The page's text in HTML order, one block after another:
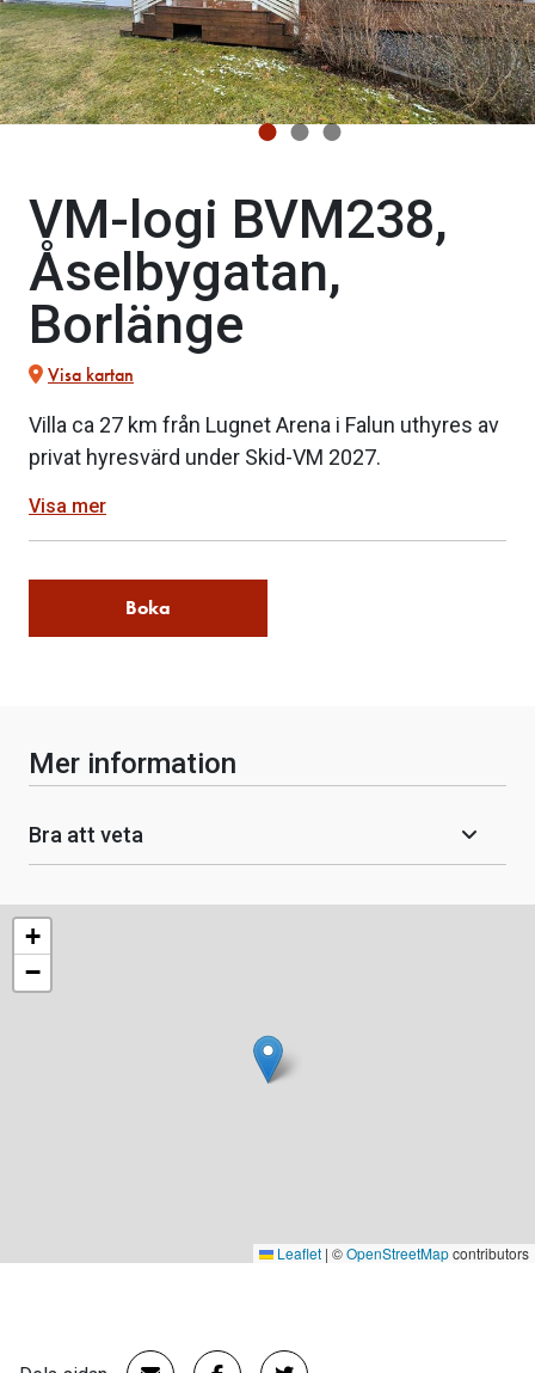
VM-logi BVM238,
Åselbygatan,
Borlänge
Visa kartan
Villa ca 27 km från Lugnet Arena i Falun uthyres av
privat hyresvärd under Skid-VM 2027.
Visa mer
Boka
Mer information
Bra att veta
+
−
Leaflet | ©OpenStreetMapcontributors